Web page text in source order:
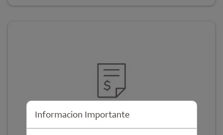
Informacion Importante